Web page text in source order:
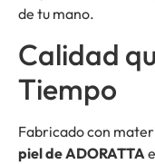
de tu mano.
Calidad
Tiempo
Fabricado con
piel de ADORATTA